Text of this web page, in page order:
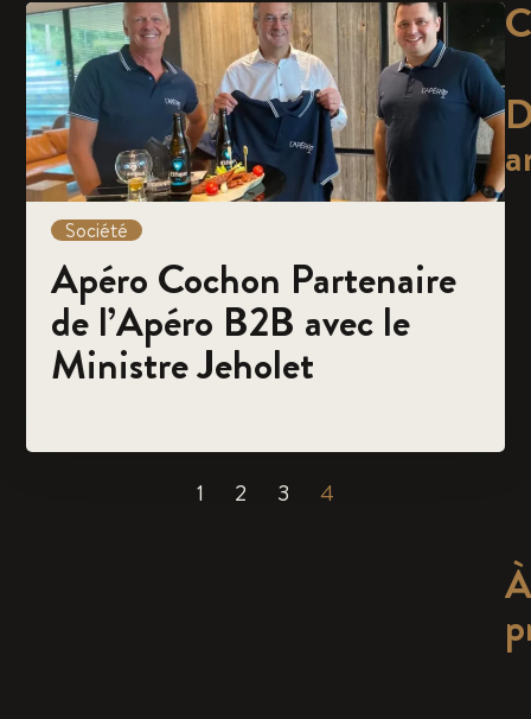
Société
Apéro Cochon Partenaire
de l’Apéro B2B avec le
Ministre Jeholet
1 2 3 4
À